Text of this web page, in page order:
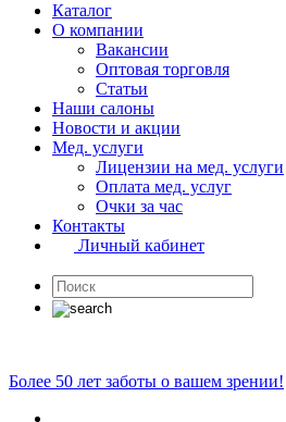
Каталог
О компании
Вакансии
Оптовая торговля
Статьи
Наши салоны
Новости и акции
Мед. услуги
Лицензии на мед. услуги
Оплата мед. услуг
Очки за час
Контакты
Личный кабинет
Более 50 лет заботы о вашем зрении!